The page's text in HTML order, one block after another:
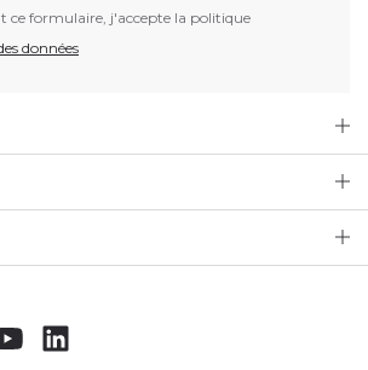
ce formulaire, j'accepte la politique
données